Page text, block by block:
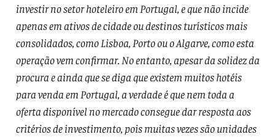
investir no setor hoteleiro em Portugal, e que não incide
apenas em ativos de cidade ou destinos turísticos mais
consolidados, como Lisboa, Porto ou o Algarve, como esta
operação vem confirmar. No entanto, apesar da solidez da
procura e ainda que se diga que existem muitos hotéis
para venda em Portugal, a verdade é que nem toda a
oferta disponível no mercado consegue dar resposta aos
critérios de investimento, pois muitas vezes são unidades